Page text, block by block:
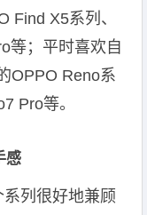
Find X5系列、
等；平时喜欢自
OPPO Reno系
Pro等。
感
列很好地兼顾